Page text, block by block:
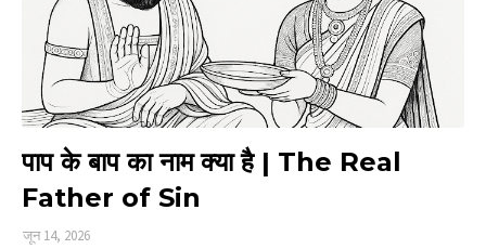
पाप के बाप का नाम क्या है | The Real
Father of Sin
जून 14, 2026